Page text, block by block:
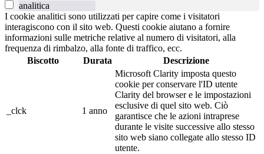
analitica
I cookie analitici sono utilizzati per capire come i visitatori
interagiscono con il sito web. Questi cookie aiutano a fornire
informazioni sulle metriche relative al numero di visitatori, alla
frequenza di rimbalzo, alla fonte di traffico, ecc.
Biscotto
Durata Descrizione
_clck 1 anno
Microsoft Clarity imposta questo
cookie per conservare l'ID utente
Clarity del browser e le impostazioni
esclusive di quel sito web. Ciò
garantisce che le azioni intraprese
durante le visite successive allo stesso
sito web siano collegate allo stesso ID
utente.